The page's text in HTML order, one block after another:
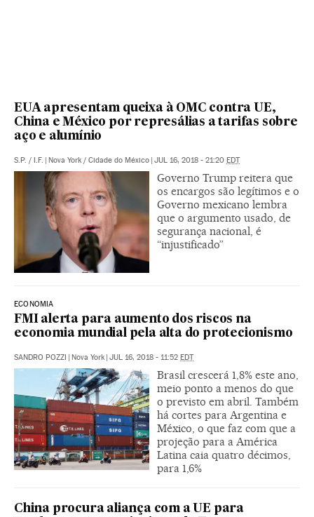
EUA apresentam queixa à OMC contra UE,
China e México por represálias a tarifas sobre
aço e alumínio
S.P. / I.F. | Nova York / Cidade do México | JUL 16, 2018 - 21:20 EDT
Governo Trump reitera que
os encargos são legítimos e o
Governo mexicano lembra
que o argumento usado, de
segurança nacional, é
“injustificado”
ECONOMIA
FMI alerta para aumento dos riscos na
economia mundial pela alta do protecionismo
SANDRO POZZI | Nova York | JUL 16, 2018 - 11:52 EDT
Brasil crescerá 1,8% este ano,
meio ponto a menos do que
o previsto em abril. Também
há cortes para Argentina e
México, o que faz com que a
projeção para a América
Latina caia quatro décimos,
para 1,6%
China procura aliança com a UE para